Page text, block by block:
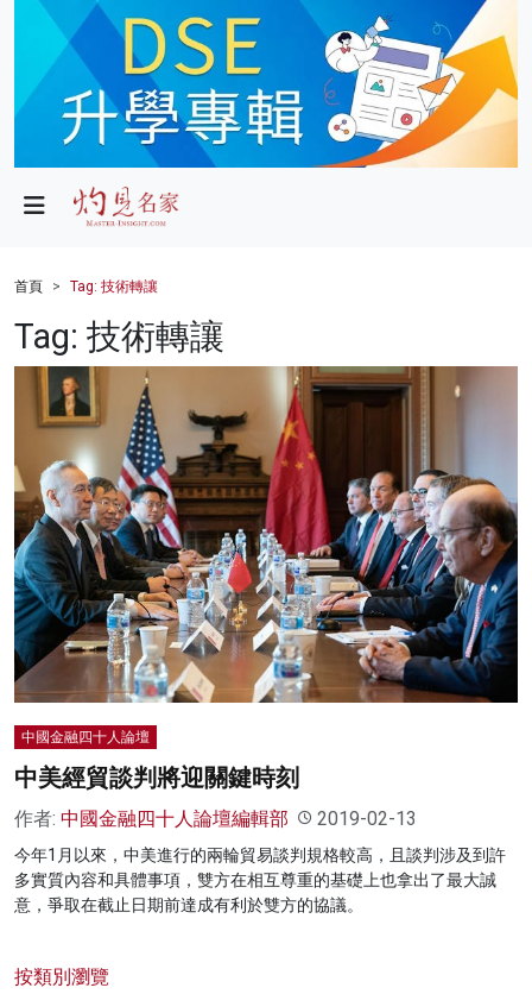
政局
財經
健康
商業
科技
影片
名家榜
灼見活動
關於我們
首頁 Tag: 技術轉讓
Tag: 技術轉讓
中國金融四十人論壇
中美經貿談判將迎關鍵時刻
作者: 中國金融四十人論壇編輯部 2019-02-13
今年1月以來，中美進行的兩輪貿易談判規格較高，且談判涉及到許
多實質內容和具體事項，雙方在相互尊重的基礎上也拿出了最大誠
意，爭取在截止日期前達成有利於雙方的協議。
按類別瀏覽